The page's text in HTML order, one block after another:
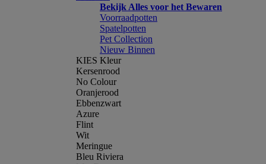
Bekijk Alles voor het Bewaren
Voorraadpotten
Spatelpotten
Pet Collection
Nieuw Binnen
KIES Kleur
Kersenrood
No Colour
Oranjerood
Ebbenzwart
Azure
Flint
Wit
Meringue
Bleu Riviera